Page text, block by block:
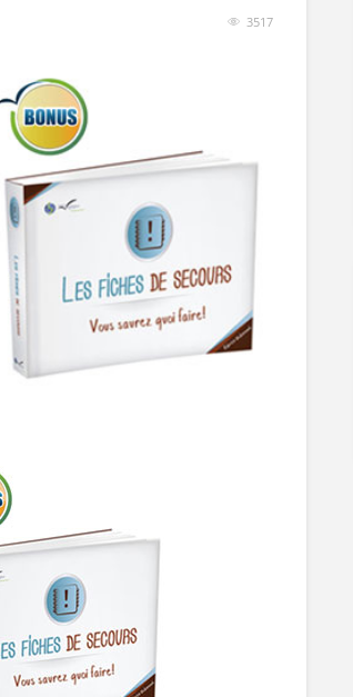
3517